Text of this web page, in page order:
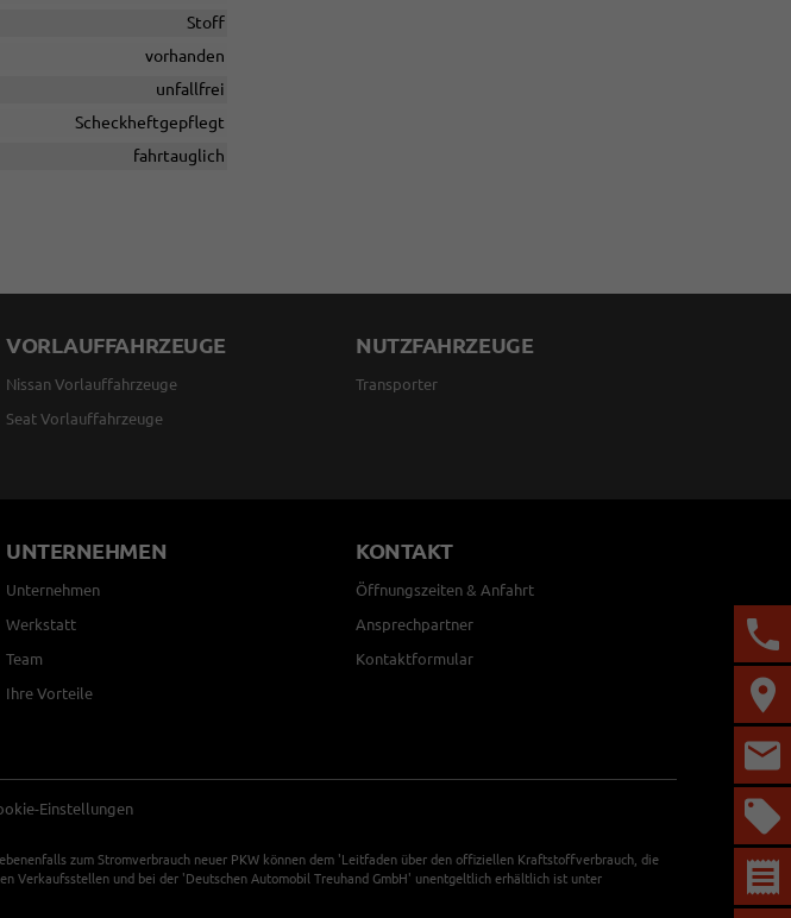
Stoff
vorhanden
unfallfrei
Scheckheftgepflegt
fahrtauglich
VORLAUFFAHRZEUGE
Nissan Vorlauffahrzeuge
Seat Vorlauffahrzeuge
NUTZFAHRZEUGE
Transporter
UNTERNEHMEN
Unternehmen
Werkstatt
Team
Ihre Vorteile
KONTAKT
Öffnungszeiten & Anfahrt
Ansprechpartner
Kontaktformular
Einstellungen
zum Stromverbrauch neuer PKW können dem 'Leitfaden über den offiziellen Kraftstoffverbrauch, die
Verkaufsstellen und bei der 'Deutschen Automobil Treuhand GmbH' unentgeltlich erhältlich ist unter